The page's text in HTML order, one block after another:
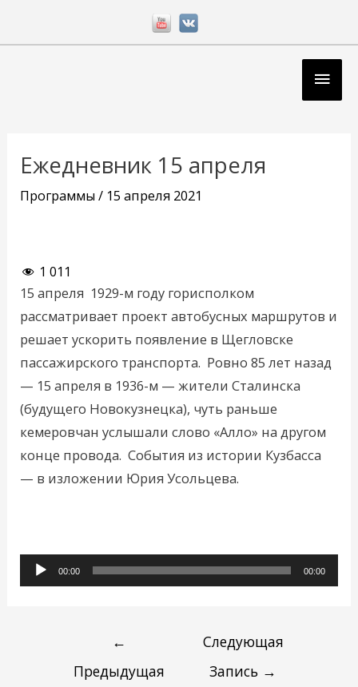
Ежедневник 15 апреля
Программы/ 15 апреля 2021
1 011
15 апреля 1929-м году горисполком
рассматривает проект автобусных маршрутов и
решает ускорить появление в Щегловске
пассажирского транспорта. Ровно 85 лет назад
— 15 апреля в 1936-м — жители Сталинска
(будущего Новокузнецка), чуть раньше
кемеровчан услышали слово «Алло» на другом
конце провода. События из истории Кузбасса
— в изложении Юрия Усольцева.
Аудиоплеер
00:00 00:00
записям
←
Предыдущая
Следующая
Запись →